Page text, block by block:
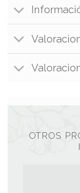
OTROS